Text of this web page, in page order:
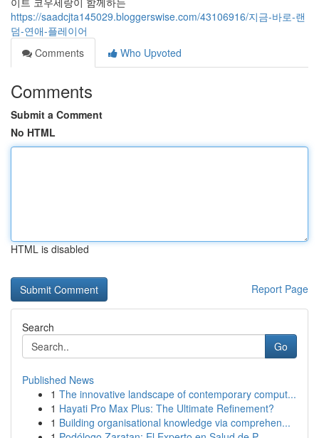
https://saadcjta145029.bloggerswise.com/43106916/지금-바로-랜
덤-연애-플레이어
Comments
Who Upvoted
Comments
Submit a Comment
No HTML
HTML is disabled
Report Page
Search
Go
Published News
1 The innovative landscape of contemporary comput...
1 Hayati Pro Max Plus: The Ultimate Refinement?
1 Building organisational knowledge via comprehen...